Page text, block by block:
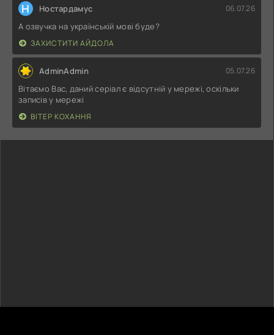
Н Ностардамус 06.07.26
А озвучка на українській мові буде?
ЗАХИСТИТИ АЙДОЛА
AdminAdmin 05.07.26
Вітаємо Вас, даний серіал є відсутній у мережі, оскільки
записів у мережі
ВІТЕР КОХАННЯ